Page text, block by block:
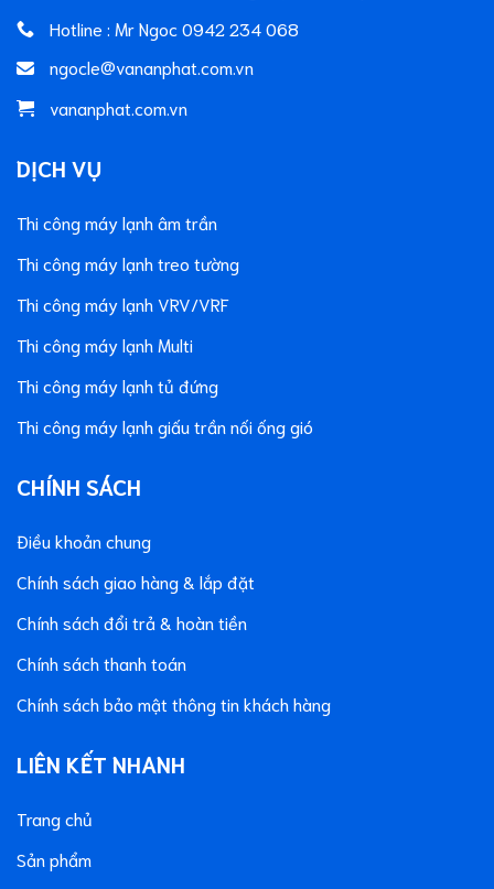
Hotline : Mr Ngoc 0942 234 068
ngocle@vananphat.com.vn
vananphat.com.vn
DỊCH VỤ
Thi công máy lạnh âm trần
Thi công máy lạnh treo tường
Thi công máy lạnh VRV/VRF
Thi công máy lạnh Multi
Thi công máy lạnh tủ đứng
Thi công máy lạnh giấu trần nối ống gió
CHÍNH SÁCH
Điều khoản chung
Chính sách giao hàng & lắp đặt
Chính sách đổi trả & hoàn tiền
Chính sách thanh toán
Chính sách bảo mật thông tin khách hàng
LIÊN KẾT NHANH
Trang chủ
Sản phẩm